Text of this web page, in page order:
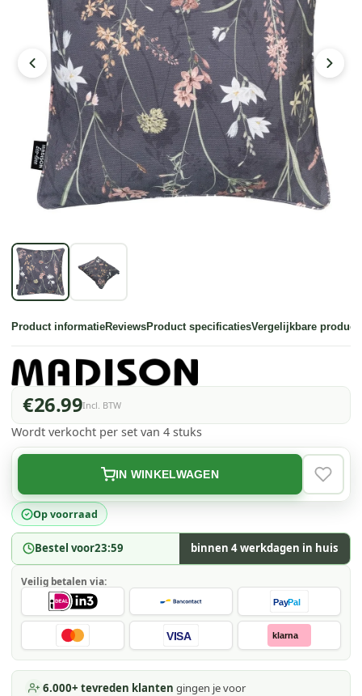
Product informatieReviewsProduct specificatiesVergelijkbare
€26.99Incl. BTW
Op voorraad
Bestel voor23:59 binnen 4 werkdagen in huis
Wordt verkocht per set van 4 stuks
IN WINKELWAGEN
Veilig betalen via:
PayPal
VISA klarna
6.000+ tevreden klanten gingen je voor